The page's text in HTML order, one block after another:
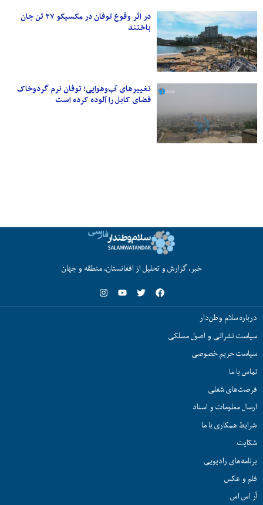
در اثر وقوع توفان در مکسیکو ۲۷ تن جان
باختند
تغییرهای آب‌وهوایی؛ توفان نرم گردوخاک
فضای کابل را آلوده کرده است
خبر، گزارش و تحلیل از افغانستان، منطقه و جهان
درباره سلام وطن‌دار
سیاست نشراتی و اصول مسلکی
سیاست حریم خصوصی
تماس با ما
فرصت‌های شغلی
ارسال معلومات و اسناد
شرایط همکاری با ما
شکایت
برنامه‌های رادیویی
فلم و عکس
آر اس اس